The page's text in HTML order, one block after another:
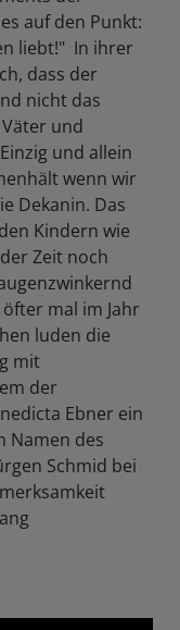
auf den Punkt:
liebt!" In ihrer
dass der
nicht das
und
und allein
wenn wir
Dekanin. Das
Kindern wie
Zeit noch
mal im Jahr
luden die
mit
der
Ebner ein
Namen des
Schmid bei